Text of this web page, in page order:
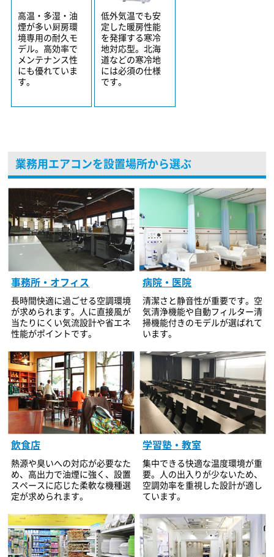
高温・多湿・油
煙が多い厨房環
境専用の耐久モ
デル。高効率で
メンテナンス性
にも優れていま
す。
低外気温でも安
定した暖房性能
を発揮する寒冷
地対応型。北海
道などの寒冷地
には必須の仕様
です。
業務用エアコンを設置場所から選ぶ
事務所・オフィス
長時間快適に過ごせる空調環境
が求められます。人に直接風が
当たりにくい気流設計や省エネ
性能がポイントです。
病院・医院
清潔さと静音性が重要です。空
気清浄機能や自動フィルター清
掃機能付きのモデルが選ばれて
います。
飲食店
熱源や臭いへの対応が必要なた
め、高出力で油煙に強く、設置
スペースに応じた柔軟な機種選
定が求められます。
学習塾・教室
集中できる快適な温度環境が重
要。人の出入りが少ないため、
空調効率を重視した設計が適し
ています。